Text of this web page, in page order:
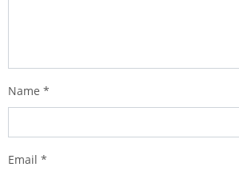
Name *
Email *